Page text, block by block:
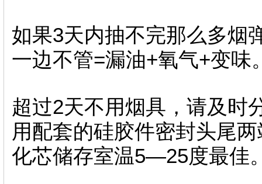
如果3天内抽不完那么多烟
一边不管=漏油+氧气+变味
超过2天不用烟具，请及时
用配套的硅胶件密封头尾
化芯储存室温5—25度最佳